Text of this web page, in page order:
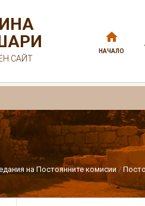
САЙТ
НАЧАЛО
на Постоянните комисии